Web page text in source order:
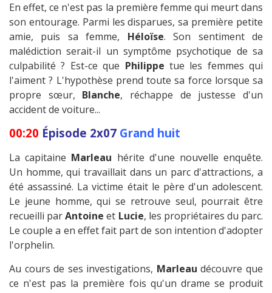
En effet, ce n'est pas la première femme qui meurt dans
son entourage. Parmi les disparues, sa première petite
amie, puis sa femme, Héloïse. Son sentiment de
malédiction serait-il un symptôme psychotique de sa
culpabilité ? Est-ce que Philippe tue les femmes qui
l'aiment ? L'hypothèse prend toute sa force lorsque sa
propre sœur, Blanche, réchappe de justesse d'un
accident de voiture...
00:20 Épisode 2x07 Grand huit
La capitaine Marleau hérite d'une nouvelle enquête.
Un homme, qui travaillait dans un parc d'attractions, a
été assassiné. La victime était le père d'un adolescent.
Le jeune homme, qui se retrouve seul, pourrait être
recueilli parAntoine et Lucie, les propriétaires du parc.
Le couple a en effet fait part de son intention d'adopter
l'orphelin.
Au cours de ses investigations, Marleau découvre que
ce n'est pas la première fois qu'un drame se produit